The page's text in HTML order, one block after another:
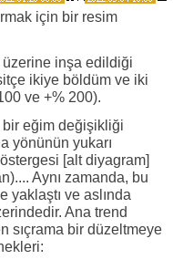
için bir resim
inşa edildiği
ikiye böldüm ve iki
ve +% 200).
bir eğim değişikliği
yönünün yukarı
[alt diyagram]
Aynı zamanda, bu
yaklaştı ve aslında
Ana trend
sıçrama bir düzeltmeye